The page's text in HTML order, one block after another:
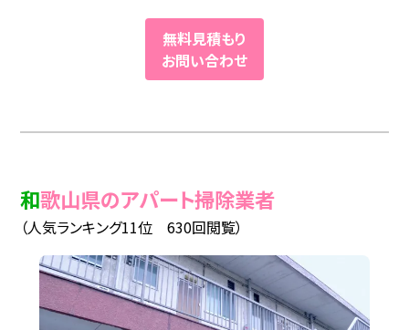
無料見積もり
お問い合わせ
和歌山県のアパート掃除業者
（人気ランキング11位 630回閲覧）